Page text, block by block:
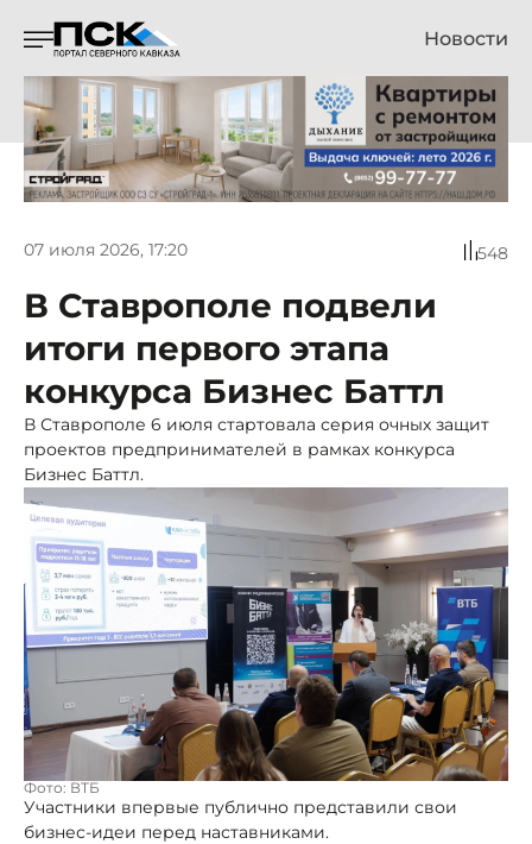
Новости
07 июля 2026, 17:20 548
В Ставрополе подвели
итоги первого этапа
конкурса Бизнес Баттл
В Ставрополе 6 июля стартовала серия очных защит
проектов предпринимателей в рамках конкурса
Бизнес Баттл.
Фото: ВТБ
Участники впервые публично представили свои
бизнес-идеи перед наставниками.